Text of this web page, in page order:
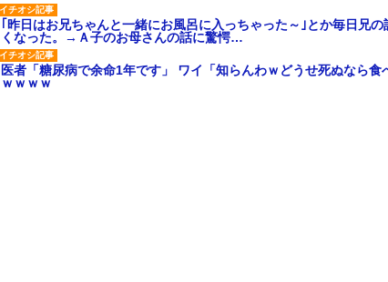
｢昨日はお兄ちゃんと一緒にお風呂に入っちゃった～｣とか毎日兄
くなった。→Ａ子のお母さんの話に驚愕…
医者「糖尿病で余命1年です」 ワイ「知らんわｗどうせ死ぬなら
ｗｗｗｗ